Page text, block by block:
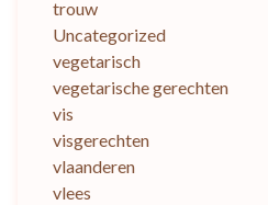
trouw
Uncategorized
vegetarisch
vegetarische gerechten
vis
visgerechten
vlaanderen
vlees